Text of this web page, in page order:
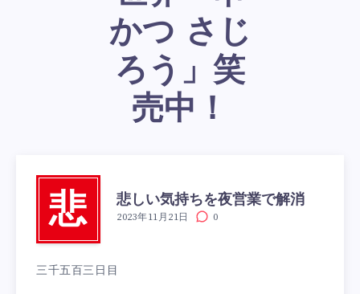
かつ さじ
ろう」笑
売中！
悲 悲しい気持ちを夜営業で解消
2023年11月21日 0
三千五百三日目